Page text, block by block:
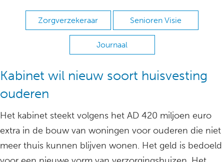
Zorgverzekeraar Senioren Visie
Journaal
Kabinet wil nieuw soort huisvesting
ouderen
Het kabinet steekt volgens het AD 420 miljoen euro
extra in de bouw van woningen voor ouderen die niet
meer thuis kunnen blijven wonen. Het geld is bedoeld